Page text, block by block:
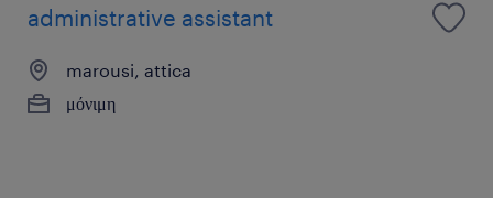
administrative assistant
marousi, attica
μόνιμη